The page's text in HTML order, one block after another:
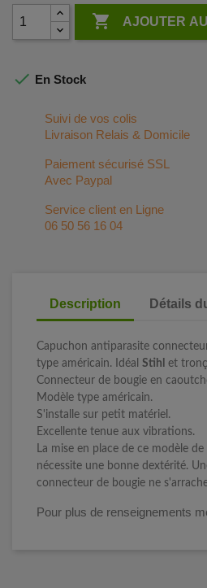
 AJOUTER
 En Stock
Suivi de vos colis
Livraison Relais & Domicile
Paiement sécurisé SSL
Avec Paypal
Service client en Ligne
06 50 56 16 04
Description Détails
Capuchon antiparasite
type américain. Idéal Stihl et
Connecteur de bougie en
Modèle type américain.
S'installe sur petit matériel.
Excellente tenue aux vibrations.
La mise en place de ce modèle
nécessite une bonne dextérité.
connecteur de bougie ne
Pour plus de renseignements